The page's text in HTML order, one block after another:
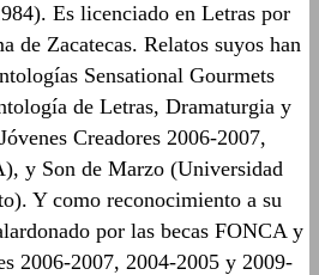
Es licenciado en Letras por
de Zacatecas. Relatos suyos han
Sensational Gourmets
de Letras, Dramaturgia y
Creadores 2006-2007,
y Son de Marzo (Universidad
Y como reconocimiento a su
por las becas FONCA y
2006-2007, 2004-2005 y 2009-